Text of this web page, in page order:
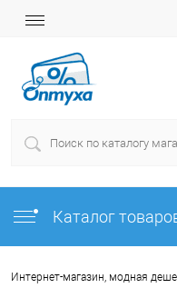
Каталог
Интернет-магазин, модная